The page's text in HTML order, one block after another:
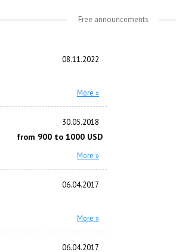
Free announcements
08.11.2022
More »
30.05.2018
from 900 to 1000 USD
More »
06.04.2017
More »
06.04.2017